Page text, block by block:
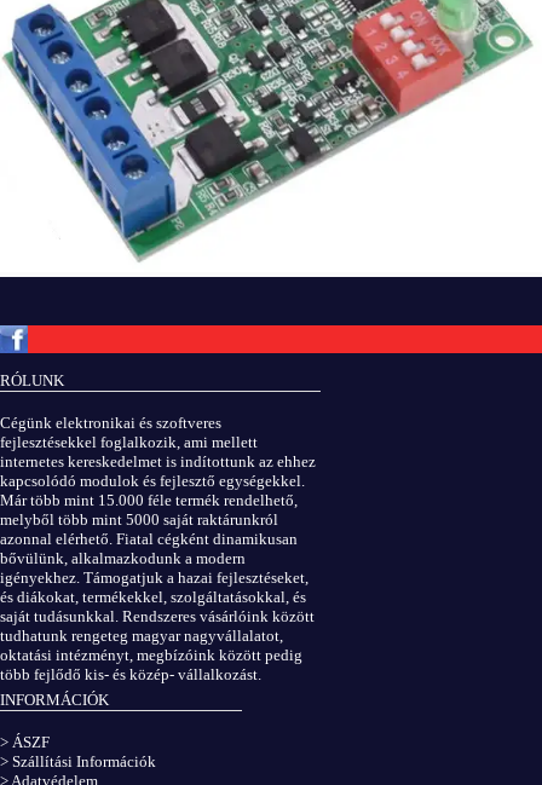
RÓLUNK
Cégünk elektronikai és szoftveres
fejlesztésekkel foglalkozik, ami mellett
internetes kereskedelmet is indítottunk az ehhez
kapcsolódó modulok és fejlesztő egységekkel.
Már több mint 15.000 féle termék rendelhető,
melyből több mint 5000 saját raktárunkról
azonnal elérhető. Fiatal cégként dinamikusan
bővülünk, alkalmazkodunk a modern
igényekhez. Támogatjuk a hazai fejlesztéseket,
és diákokat, termékekkel, szolgáltatásokkal, és
saját tudásunkkal. Rendszeres vásárlóink között
tudhatunk rengeteg magyar nagyvállalatot,
oktatási intézményt, megbízóink között pedig
több fejlődő kis- és közép- vállalkozást.
INFORMÁCIÓK
> ÁSZF
> Szállítási Információk
> Adatvédelem